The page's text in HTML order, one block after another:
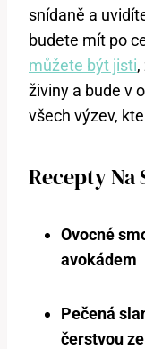
snídaně a
budete mít po
můžete být jisti
živiny a bude v
všech výzev,
Recepty Na
Ovocné
avokádem
Pečená
čerstvou